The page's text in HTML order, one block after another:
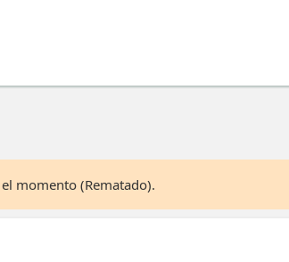
momento (Rematado).